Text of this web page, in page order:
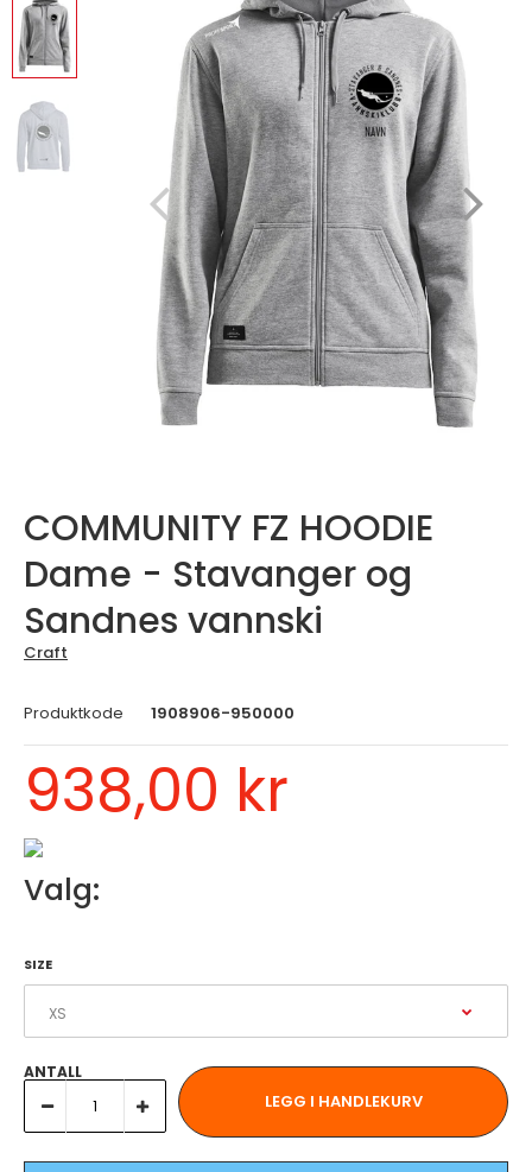
COMMUNITY FZ HOODIE
Dame - Stavanger og
Sandnes vannski
Craft
Produktkode 1908906-950000
938,00 kr
Valg:
SIZE
ANTALL